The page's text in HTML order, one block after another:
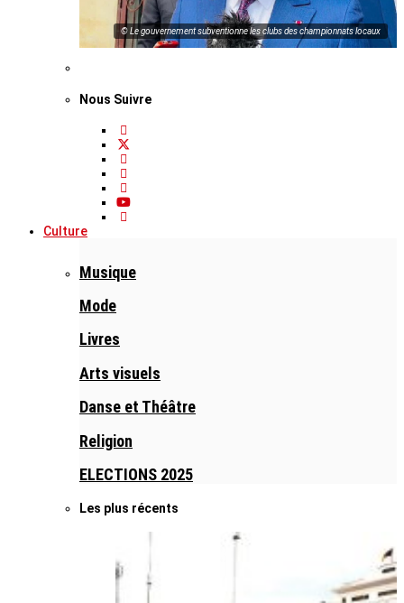
© Le gouvernement subventionne les clubs des championnats locaux
Nous Suivre
Culture
Musique
Mode
Livres
Arts visuels
Danse et Théâtre
Religion
ELECTIONS 2025
Les plus récents